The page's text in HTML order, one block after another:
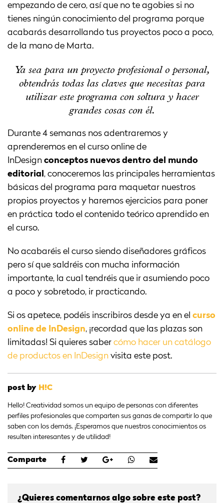
empezando de cero, así que no te agobies si no
tienes ningún conocimiento del programa porque
acabarás desarrollando tus proyectos poco a poco,
de la mano de Marta.
Ya sea para un proyecto profesional o personal,
obtendrás todas las claves que necesitas para
utilizar este programa con soltura y hacer
grandes cosas con él.
Durante 4 semanas nos adentraremos y
aprenderemos en el curso online de
InDesign conceptos nuevos dentro del mundo
editorial , conoceremos las principales herramientas
básicas del programa para maquetar nuestros
propios proyectos y haremos ejercicios para poner
en práctica todo el contenido teórico aprendido en
el curso.
No acabaréis el curso siendo diseñadores gráficos
pero sí que saldréis con mucha información
importante, la cual tendréis que ir asumiendo poco
a poco y sobretodo, ir practicando.
Si os apetece, podéis inscribiros desde ya en el curso
online de InDesign, ¡recordad que las plazas son
limitadas! Si quieres saber cómo hacer un catálogo
de productos en InDesign visita este post.
post by H!C
Hello! Creatividad somos un equipo de personas con diferentes
perfiles profesionales que comparten sus ganas de compartir lo que
saben con los demás. ¡Esperamos que nuestros conocimientos os
resulten interesantes y de utilidad!
Comparte
¿Quieres comentarnos algo sobre este post?